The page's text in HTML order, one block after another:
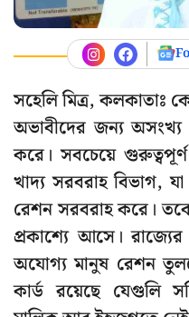
সহেলি মিত্র, কলকাতাঃ
অভাবীদের জন্য অসংখ্য
করে। সবচেয়ে
খাদ্য সরবরাহ বিভাগ,
রেশন সরবরাহ করে।
প্রকাশ্যে আসে।
অযোগ্য মানুষ রেশন
কার্ড রয়েছে যেগুলি